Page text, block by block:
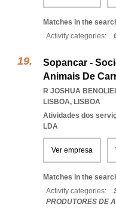
Matches in the
Activity categories: ...
Sopancar -
Animais De
R JOSHUA
LISBOA, LISBOA
Atividades dos
LDA
Ver empresa
Matches in the
Activity categories: ...
PRODUTORES DE